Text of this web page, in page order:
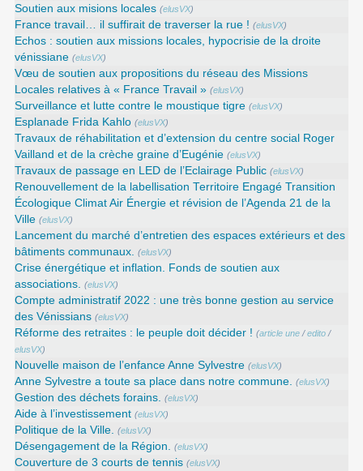
Soutien aux misions locales (elusVX)
France travail… il suffirait de traverser la rue ! (elusVX)
Echos : soutien aux missions locales, hypocrisie de la droite
vénissiane (elusVX)
Vœu de soutien aux propositions du réseau des Missions
Locales relatives à « France Travail » (elusVX)
Surveillance et lutte contre le moustique tigre (elusVX)
Esplanade Frida Kahlo (elusVX)
Travaux de réhabilitation et d’extension du centre social Roger
Vailland et de la crèche graine d’Eugénie (elusVX)
Travaux de passage en LED de l’Eclairage Public (elusVX)
Renouvellement de la labellisation Territoire Engagé Transition
Écologique Climat Air Énergie et révision de l’Agenda 21 de la
Ville (elusVX)
Lancement du marché d’entretien des espaces extérieurs et des
bâtiments communaux. (elusVX)
Crise énergétique et inflation. Fonds de soutien aux
associations. (elusVX)
Compte administratif 2022 : une très bonne gestion au service
des Vénissians (elusVX)
Réforme des retraites : le peuple doit décider ! (article une /edito /
elusVX)
Nouvelle maison de l’enfance Anne Sylvestre (elusVX)
Anne Sylvestre a toute sa place dans notre commune. (elusVX)
Gestion des déchets forains. (elusVX)
Aide à l’investissement (elusVX)
Politique de la Ville. (elusVX)
Désengagement de la Région. (elusVX)
Couverture de 3 courts de tennis (elusVX)